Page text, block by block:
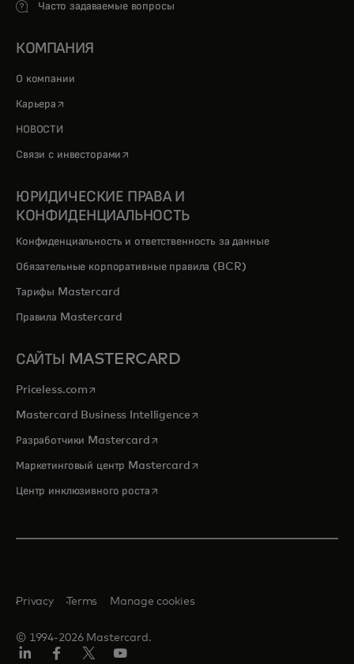
Часто задаваемые вопросы
КОМПАНИЯ
О компании
Карьера opens in a new tab
НОВОСТИ
Связи с инвесторами opens in a new tab
ЮРИДИЧЕСКИЕ ПРАВА И
КОНФИДЕНЦИАЛЬНОСТЬ
Конфиденциальность и ответственность за данные
Обязательные корпоративные правила (BCR)
Тарифы Mastercard
Правила Mastercard
САЙТЫ MASTERCARD
Priceless.com opens in a new tab
Mastercard Business Intelligenceopens in a new tab
Разработчики Mastercardopens in a new tab
Маркетинговый центр Mastercardopens in a new tab
Центр инклюзивного ростаopens in a new tab
© 1994-2026 Mastercard.
Privacy Terms Manage cookies